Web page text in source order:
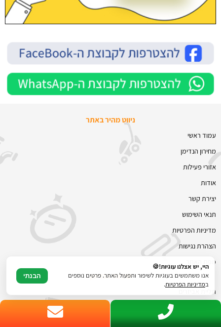
ניווט מהיר באתר
עמוד ראשי
מחירון הנדימן
אזורי פעילות
אודות
יצירת קשר
תנאי השימוש
מדיניות הפרטיות
הצהרת נגישות
מפת האתר
שירותי הנדימן
תליית אביזרים
התקנת בר מים
היי, יש אצלנו עוגיות!🍪
אנו משתמשים בעוגיות לשיפור ותפעול האתר. פרטים נוספים
במדיניות הפרטיות.
הבנתי